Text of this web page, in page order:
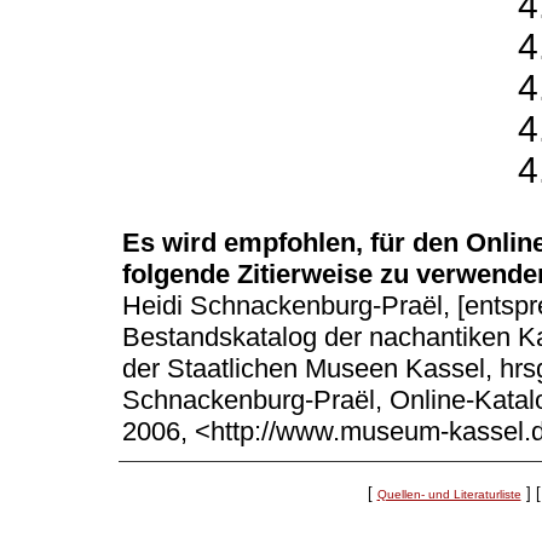
Es wird empfohlen, für den
folgende Zitierweise zu
Heidi Schnackenburg-Praël,
Bestandskatalog der nachantiken
der Staatlichen Museen Kassel,
Schnackenburg-Praël, Online-
2006, <http://www.museum-
[ Quellen- und Literaturliste ] [